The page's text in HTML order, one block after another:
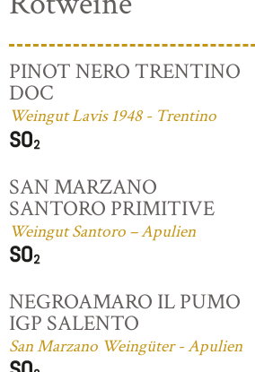
PINOT NERO TRENTINO
DOC
Weingut Lavis 1948 - Trentino
SAN MARZANO
SANTORO PRIMITIVE
Weingut Santoro – Apulien
NEGROAMARO IL PUMO
IGP SALENTO
San Marzano Weingüter - Apulien